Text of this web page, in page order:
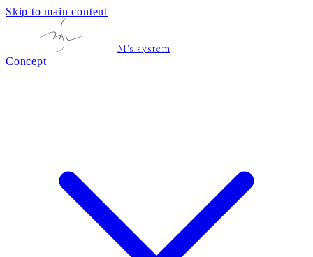
Skip to main content
M's system
Concept